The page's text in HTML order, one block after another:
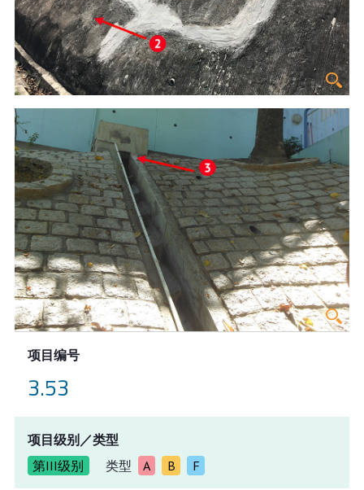
项目编号
3.53
项目级别／类型
第III级别
类型 A B F